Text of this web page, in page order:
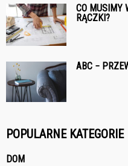
CO MUSIMY
RĄCZKI?
ABC −
POPULARNE KATEGORIE
DOM